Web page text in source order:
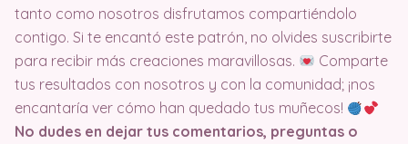
tanto como nosotros disfrutamos compartiéndolo
contigo. Si te encantó este patrón, no olvides suscribirte
para recibir más creaciones maravillosas.
Comparte
tus resultados con nosotros y con la comunidad; ¡nos
encantaría ver cómo han quedado tus muñecos!
No dudes en dejar tus comentarios, preguntas o